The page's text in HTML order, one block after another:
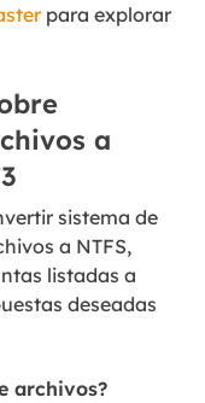
para explorar
a
sistema de
a NTFS,
listadas a
deseadas
archivos?